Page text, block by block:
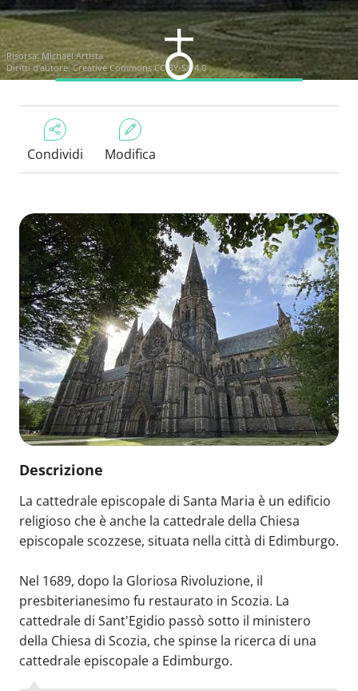
Risorsa: Michael Artista
Diritti d'autore: Creative Commons CC BY-SA 4.0
Condividi Modifica
Descrizione
La cattedrale episcopale di Santa Maria è un edificio
religioso che è anche la cattedrale della Chiesa
episcopale scozzese, situata nella città di Edimburgo.
Nel 1689, dopo la Gloriosa Rivoluzione, il
presbiterianesimo fu restaurato in Scozia. La
cattedrale di Sant'Egidio passò sotto il ministero
della Chiesa di Scozia, che spinse la ricerca di una
cattedrale episcopale a Edimburgo.